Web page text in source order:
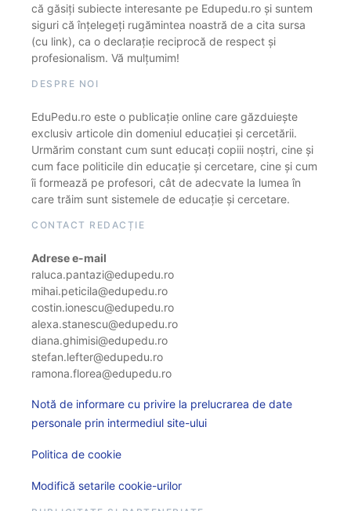
că găsiți subiecte interesante pe Edupedu.ro și suntem
siguri că înțelegeți rugămintea noastră de a cita sursa
(cu link), ca o declarație reciprocă de respect și
profesionalism. Vă mulțumim!
DESPRE NOI
EduPedu.ro este o publicație online care găzduiește
exclusiv articole din domeniul educației și cercetării.
Urmărim constant cum sunt educați copiii noștri, cine și
cum face politicile din educație și cercetare, cine și cum
îi formează pe profesori, cât de adecvate la lumea în
care trăim sunt sistemele de educație și cercetare.
CONTACT REDACȚIE
Adrese e-mail
raluca.pantazi@edupedu.ro
mihai.peticila@edupedu.ro
costin.ionescu@edupedu.ro
alexa.stanescu@edupedu.ro
diana.ghimisi@edupedu.ro
stefan.lefter@edupedu.ro
ramona.florea@edupedu.ro
Notă de informare cu privire la prelucrarea de date
personale prin intermediul site-ului
Politica de cookie
Modifică setarile cookie-urilor